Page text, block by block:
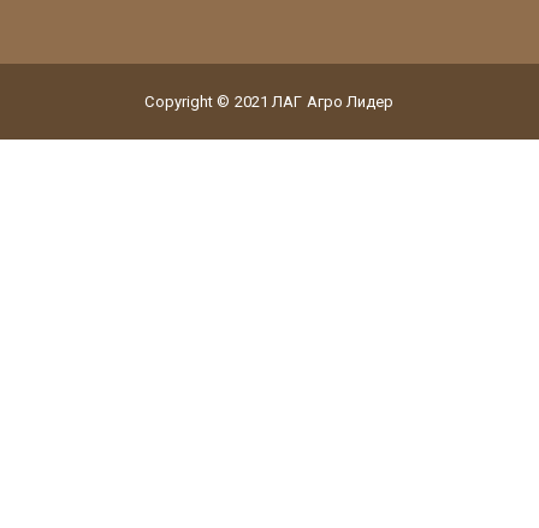
Copyright © 2021 ЛАГ Агро Лидер